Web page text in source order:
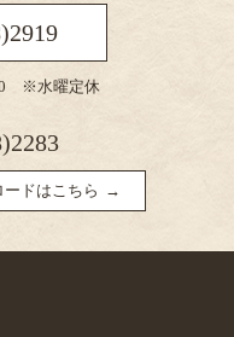
※水曜定休
ードはこちら